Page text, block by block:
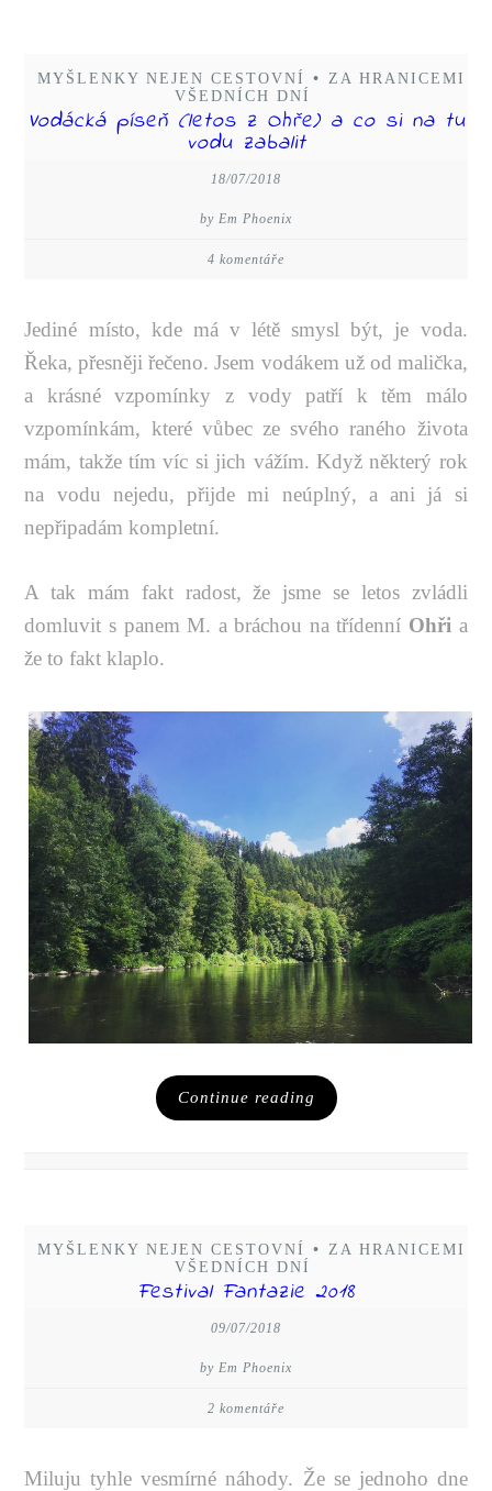
MYŠLENKY NEJEN CESTOVNÍ •
ZA HRANICEMI
VŠEDNÍCH DNÍ
Vodácká píseň (letos z Ohře) a co si na tu
vodu zabalit
18/07/2018
by Em Phoenix
4 komentáře
Jediné místo, kde má v létě smysl být, je voda.
Řeka, přesněji řečeno. Jsem vodákem už od malička,
a krásné vzpomínky z vody patří k těm málo
vzpomínkám, které vůbec ze svého raného života
mám, takže tím víc si jich vážím. Když některý rok
na vodu nejedu, přijde mi neúplný, a ani já si
nepřipadám kompletní.
A tak mám fakt radost, že jsme se letos zvládli
domluvit s panem M. a bráchou na třídenní Ohři a
že to fakt klaplo.
Continue reading
MYŠLENKY NEJEN CESTOVNÍ •
ZA HRANICEMI
VŠEDNÍCH DNÍ
Festival Fantazie 2018
09/07/2018
by Em Phoenix
2 komentáře
Miluju tyhle vesmírné náhody. Že se jednoho dne